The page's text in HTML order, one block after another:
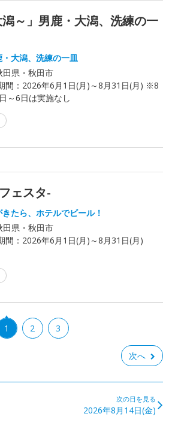
潟～」男鹿・大潟、洗練の一
・大潟、洗練の一皿
田県・秋田市
間： 2026年6月1日(月)～8月31日(月) ※8
～6日は実施なし
ェスタ-
たら、ホテルでビール！
田県・秋田市
間： 2026年6月1日(月)～8月31日(月)
1 2 3
次へ
次の日を見る
2026年8月14日(金)